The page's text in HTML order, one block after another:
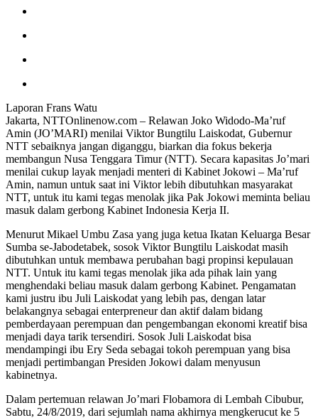
Laporan Frans Watu
Jakarta, NTTOnlinenow.com – Relawan Joko Widodo-Ma’ruf
Amin (JO’MARI) menilai Viktor Bungtilu Laiskodat, Gubernur
NTT sebaiknya jangan diganggu, biarkan dia fokus bekerja
membangun Nusa Tenggara Timur (NTT). Secara kapasitas Jo’mari
menilai cukup layak menjadi menteri di Kabinet Jokowi – Ma’ruf
Amin, namun untuk saat ini Viktor lebih dibutuhkan masyarakat
NTT, untuk itu kami tegas menolak jika Pak Jokowi meminta beliau
masuk dalam gerbong Kabinet Indonesia Kerja II.
Menurut Mikael Umbu Zasa yang juga ketua Ikatan Keluarga Besar
Sumba se-Jabodetabek, sosok Viktor Bungtilu Laiskodat masih
dibutuhkan untuk membawa perubahan bagi propinsi kepulauan
NTT. Untuk itu kami tegas menolak jika ada pihak lain yang
menghendaki beliau masuk dalam gerbong Kabinet. Pengamatan
kami justru ibu Juli Laiskodat yang lebih pas, dengan latar
belakangnya sebagai enterpreneur dan aktif dalam bidang
pemberdayaan perempuan dan pengembangan ekonomi kreatif bisa
menjadi daya tarik tersendiri. Sosok Juli Laiskodat bisa
mendampingi ibu Ery Seda sebagai tokoh perempuan yang bisa
menjadi pertimbangan Presiden Jokowi dalam menyusun
kabinetnya.
Dalam pertemuan relawan Jo’mari Flobamora di Lembah Cibubur,
Sabtu, 24/8/2019, dari sejumlah nama akhirnya mengkerucut ke 5